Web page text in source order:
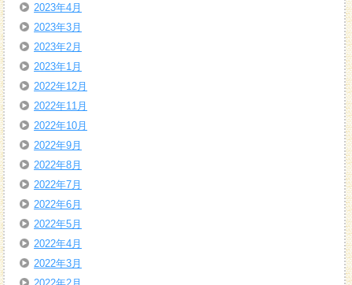
2023年4月
2023年3月
2023年2月
2023年1月
2022年12月
2022年11月
2022年10月
2022年9月
2022年8月
2022年7月
2022年6月
2022年5月
2022年4月
2022年3月